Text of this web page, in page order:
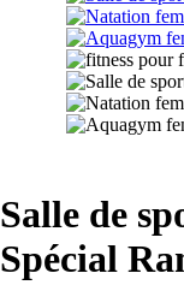
Salle de
Spécial